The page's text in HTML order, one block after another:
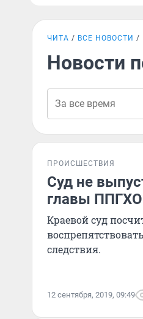
ЧИТА ВСЕ НОВОСТИ
Новости
ПРОИСШЕСТВИЯ
Суд не
главы
Краевой суд
следствия.
12 сентября, 2019, 09:49